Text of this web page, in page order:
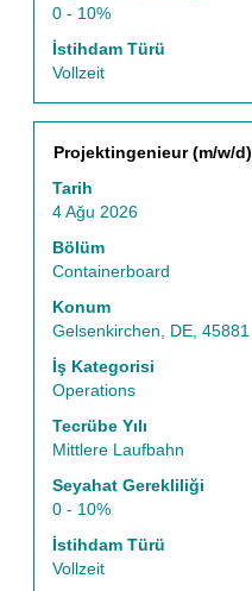
0 - 10%
İstihdam Türü
Vollzeit
Başlık
Projektingenieur (m/w/d)
Tarih
4 Ağu 2026
Bölüm
Containerboard
Konum
Gelsenkirchen, DE, 45881
İş Kategorisi
Operations
Tecrübe Yılı
Mittlere Laufbahn
Seyahat Gerekliliği
0 - 10%
İstihdam Türü
Vollzeit
İş
tam
içeriğini
görüntülemek
için
tuşu
ile
seçin.